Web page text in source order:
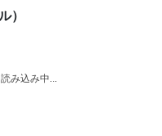
）
み込み中...